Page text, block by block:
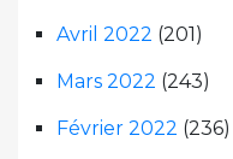
Avril 2022 (201)
Mars 2022 (243)
Février 2022 (236)